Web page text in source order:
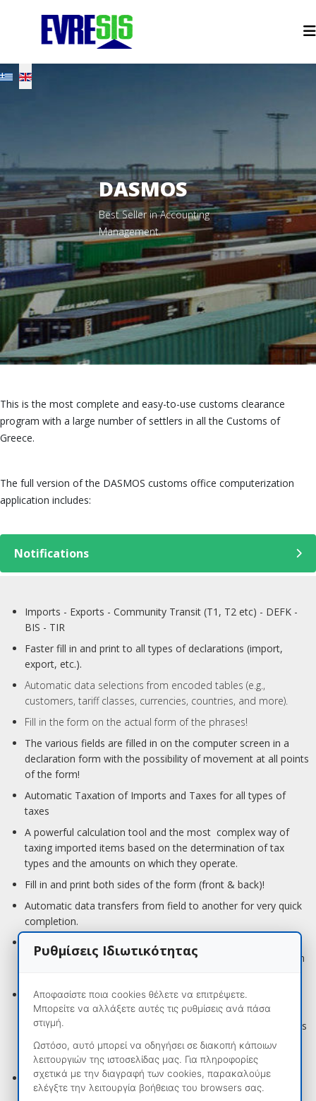
Select your language
DASMOS
Best Seller in Accounting
Management.
This is the most complete and easy-to-use customs clearance
program with a large number of settlers in all the Customs of
Greece.
The full version of the DASMOS customs office computerization
application includes:
Notifications
Imports - Exports - Community Transit (T1, T2 etc) - DEFK -
BIS - TIR
Faster fill in and print to all types of declarations (import,
export, etc.).
Automatic data selections from encoded tables (e.g.,
customers, tariff classes, currencies, countries, and more).
Fill in the form on the actual form of the phrases!
The various fields are filled in on the computer screen in a
declaration form with the possibility of movement at all points
of the form!
Automatic Taxation of Imports and Taxes for all types of
taxes
A powerful calculation tool and the most complex way of
taxing imported items based on the determination of tax
types and the amounts on which they operate.
Fill in and print both sides of the form (front & back)!
Automatic data transfers from field to another for very quick
completion.
Complete BIS form (front & back) with automatic data
transfers to and from the first spreadsheet of the declaration
Examples of declarations. Very powerful tool for filling
declarations that are repeated in similar shapes (eg only
quantities,collis, pieces etc. are changed while the other items
remain the same). The time of issuing declarations with this
tool is drastically reduced.
Catalogs for retrieving declarations in time by date or
customer.
Ρυθμίσεις Ιδιωτικότητας
Αποφασίστε ποια cookies θέλετε να επιτρέψετε.
Μπορείτε να αλλάξετε αυτές τις ρυθμίσεις ανά πάσα
στιγμή.
Ωστόσο, αυτό μπορεί να οδηγήσει σε διακοπή κάποιων
λειτουργιών της ιστοσελίδας μας. Για πληροφορίες
σχετικά με την διαγραφή των cookies, παρακαλούμε
ελέγξτε την λειτουργία βοήθειας του browsers σας.